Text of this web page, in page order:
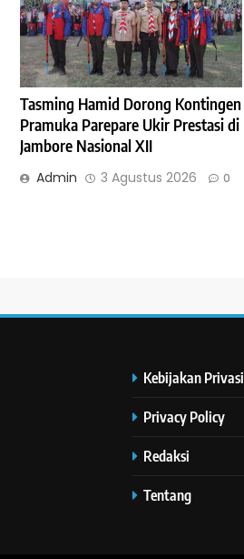
Tasming Hamid Dorong Kontingen
Pramuka Parepare Ukir Prestasi di
Jambore Nasional XII
Admin 3 Agustus 2026 0
Kebijakan Privasi
Privacy Policy
Redaksi
Tentang